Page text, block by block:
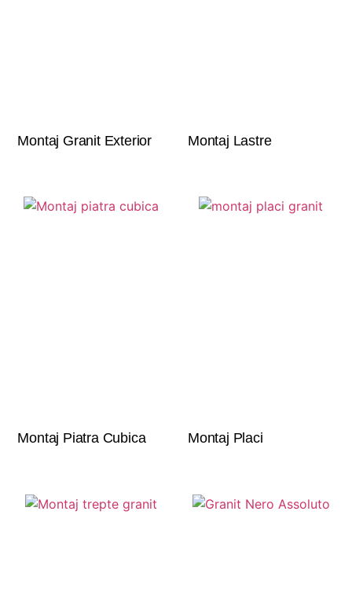
Montaj Granit Exterior Montaj Lastre
Montaj Piatra Cubica Montaj Placi